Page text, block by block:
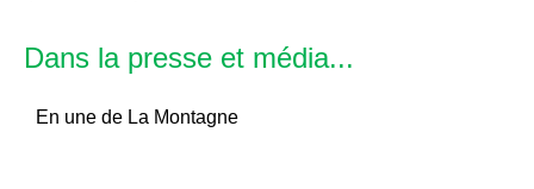
Dans la presse et média...
En une de La Montagne